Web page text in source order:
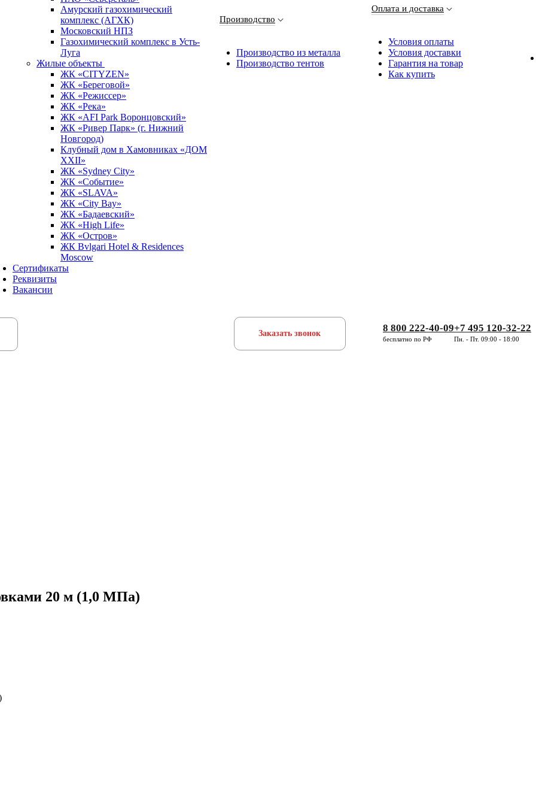
Амурский газохимический
комплекс (АГХК)
Московский НПЗ
Газохимический комплекс в Усть-
Луга
Жилые объекты
ЖК «CITYZEN»
ЖК «Береговой»
ЖК «Режиссер»
ЖК «Река»
ЖК «AFI Park Воронцовский»
ЖК «Ривер Парк» (г. Нижний
Новгород)
Клубный дом в Хамовниках «ДОМ
XXII»
ЖК «Sydney City»
ЖК «Событие»
ЖК «SLAVA»
ЖК «City Bay»
ЖК «Бадаевский»
ЖК «High Life»
ЖК «Остров»
ЖК Bvlgari Hotel & Residences
Moscow
Сертификаты
Реквизиты
Вакансии
Производство
Производство из металла
Производство тентов
Оплата и доставка
Условия оплаты
Условия доставки
Гарантия на товар
Как купить
Заказать звонок 8 800 222-40-09
бесплатно по РФ
+7 495 120-32-22
Пн. - Пт. 09:00 - 18:00
20 м (1,0 МПа)